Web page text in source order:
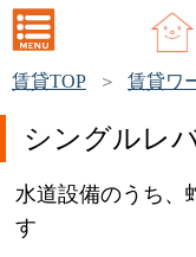
賃貸TOP 賃貸ワ
シングルレ
水道設備のうち、
す